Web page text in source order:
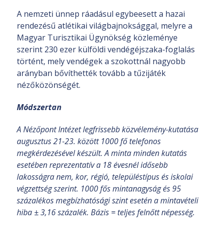
A nemzeti ünnep ráadásul egybeesett a hazai
rendezésű atlétikai világbajnoksággal, melyre a
Magyar Turisztikai Ügynökség közleménye
szerint 230 ezer külföldi vendégéjszaka-foglalás
történt, mely vendégek a szokottnál nagyobb
arányban bővíthették tovább a tűzijáték
nézőközönségét.
Módszertan
A Nézőpont Intézet legfrissebb közvélemény-kutatása
augusztus 21-23. között 1000 fő telefonos
megkérdezésével készült. A minta minden kutatás
esetében reprezentatív a 18 évesnél idősebb
lakosságra nem, kor, régió, településtípus és iskolai
végzettség szerint. 1000 fős mintanagyság és 95
százalékos megbízhatósági szint esetén a mintavételi
hiba ± 3,16 százalék. Bázis = teljes felnőtt népesség.